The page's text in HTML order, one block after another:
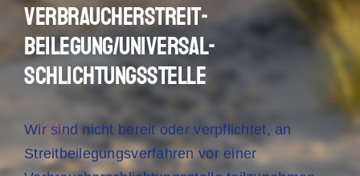
Verbraucher­streit­
beilegung/Universal­
schlichtungs­stelle
Wir sind nicht bereit oder verpflichtet, an
Streitbeilegungsverfahren vor einer